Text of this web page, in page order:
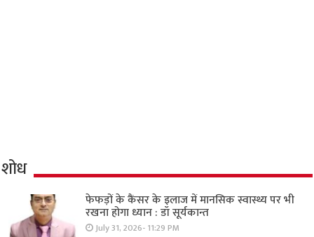
शोध
फेफड़ों के कैंसर के इलाज में मानसिक स्वास्थ्य पर भी
रखना होगा ध्यान : डॉ सूर्यकान्त
July 31, 2026- 11:29 PM